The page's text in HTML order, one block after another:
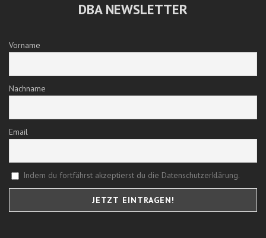
DBA NEWSLETTER
Vorname
Nachname
Email
Indem du fortfährst akzeptierst du die Datenschutzerklärung.